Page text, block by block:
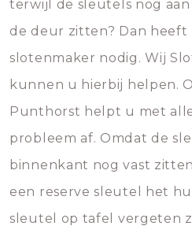
terwijl de sleutels nog
de deur zitten? Dan heeft
slotenmaker nodig. Wij
kunnen u hierbij helpen.
Punthorst helpt u met
probleem af. Omdat de
binnenkant nog vast
een reserve sleutel het
sleutel op tafel vergeten